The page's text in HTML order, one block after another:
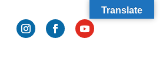
Translate